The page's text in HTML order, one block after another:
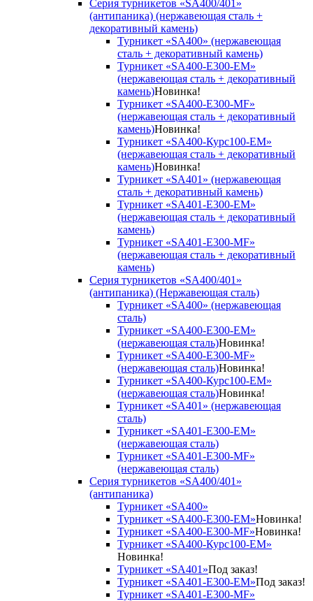
Серия турникетов «SA400/401»
(антипаника) (нержавеющая сталь +
декоративный камень)
Турникет «SA400» (нержавеющая
сталь + декоративный камень)
Турникет «SA400-Е300-EM»
(нержавеющая сталь + декоративный
камень)Новинка!
Турникет «SA400-Е300-MF»
(нержавеющая сталь + декоративный
камень)Новинка!
Турникет «SA400-Курс100-EM»
(нержавеющая сталь + декоративный
камень)Новинка!
Турникет «SA401» (нержавеющая
сталь + декоративный камень)
Турникет «SA401-E300-EM»
(нержавеющая сталь + декоративный
камень)
Турникет «SA401-E300-MF»
(нержавеющая сталь + декоративный
камень)
Серия турникетов «SA400/401»
(антипаника) (Нержавеющая сталь)
Турникет «SA400» (нержавеющая
сталь)
Турникет «SA400-Е300-EM»
(нержавеющая сталь)Новинка!
Турникет «SA400-Е300-MF»
(нержавеющая сталь)Новинка!
Турникет «SA400-Курс100-EM»
(нержавеющая сталь)Новинка!
Турникет «SA401» (нержавеющая
сталь)
Турникет «SA401-E300-EM»
(нержавеющая сталь)
Турникет «SA401-E300-MF»
(нержавеющая сталь)
Серия турникетов «SA400/401»
(антипаника)
Турникет «SA400»
Турникет «SA400-Е300-EM»Новинка!
Турникет «SA400-Е300-MF»Новинка!
Турникет «SA400-Курс100-EM»
Новинка!
Турникет «SA401»Под заказ!
Турникет «SA401-E300-EM»Под заказ!
Турникет «SA401-E300-MF»